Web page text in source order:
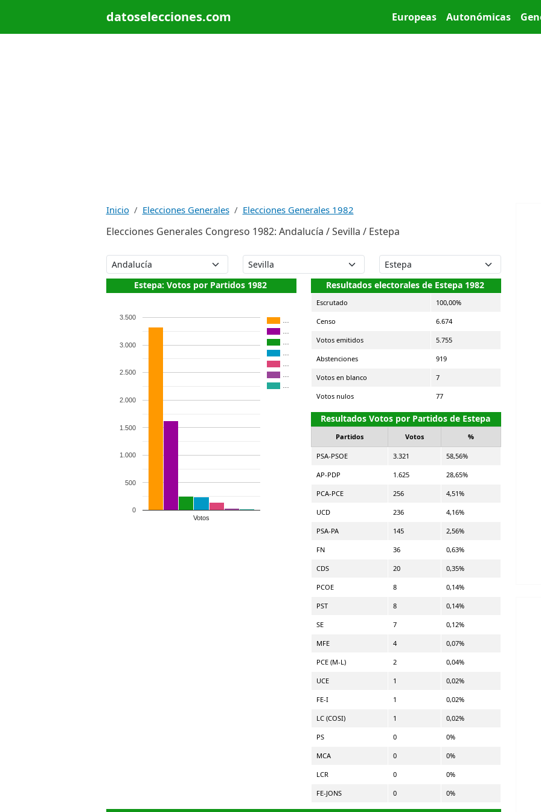
datoselecciones.com Main menu
Europeas Autonómicas
Inicio Elecciones Generales Elecciones Generales 1982
Elecciones Generales Congreso 1982: Andalucía / Sevilla / Estepa
Estepa: Votos por Partidos 1982
Votos
0
500
1.000
1.500
2.000
2.500
3.000
3.500
Resultados electorales de Estepa 1982
Escrutado 100,00%
Censo 6.674
Votos emitidos 5.755
Abstenciones 919
Votos en blanco 7
Votos nulos 77
Resultados Votos por Partidos de Estepa
Partidos Votos %
PSA-PSOE 3.321 58,56%
AP-PDP 1.625 28,65%
PCA-PCE 256 4,51%
UCD 236 4,16%
PSA-PA 145 2,56%
FN 36 0,63%
CDS 20 0,35%
PCOE 8 0,14%
PST 8 0,14%
SE 7 0,12%
MFE 4 0,07%
PCE (M-L) 2 0,04%
UCE 1 0,02%
FE-I 1 0,02%
LC (COSI) 1 0,02%
PS 0 0%
MCA 0 0%
LCR 0 0%
FE-JONS 0 0%